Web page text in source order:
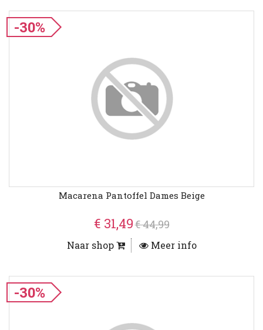
-30%
Macarena Pantoffel Dames Beige
€ 31,49€ 44,99
Naar shop Meer info
-30%